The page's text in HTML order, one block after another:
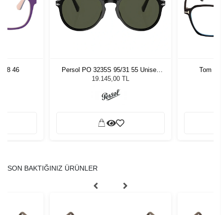
46
Persol PO 3235S 95/31 55 Unisex
Güneş Gözlüğü
19.145,00 TL
Tom
SON BAKTIĞINIZ ÜRÜNLER